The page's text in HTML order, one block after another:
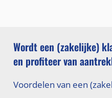
Wordt een (zakelijke)
en profiteer van
Voordelen van een